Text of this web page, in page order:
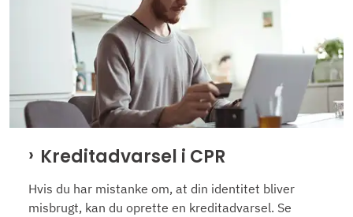
Kreditadvarsel i CPR
Hvis du har mistanke om, at din identitet bliver
misbrugt, kan du oprette en kreditadvarsel. Se